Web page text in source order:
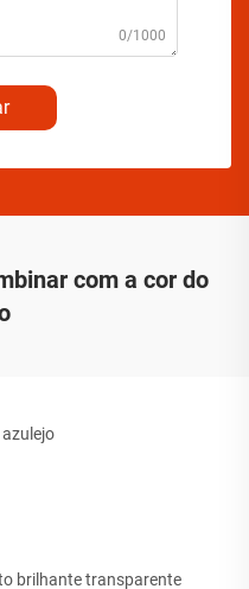
0/1000
com a cor do
brilhante transparente